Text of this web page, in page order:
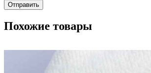
Похожие товары